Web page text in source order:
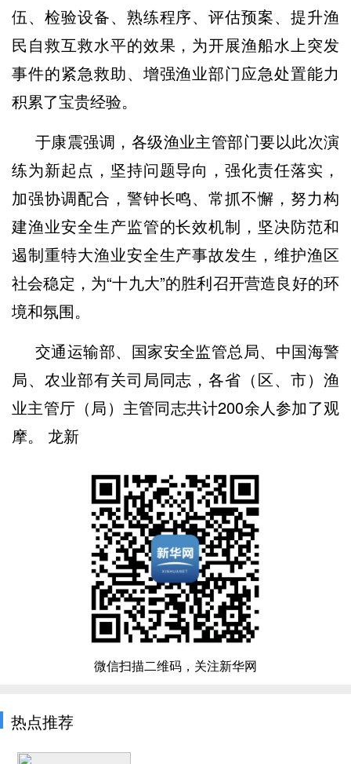
伍、检验设备、熟练程序、评估预案、提升渔
民自救互救水平的效果，为开展渔船水上突发
事件的紧急救助、增强渔业部门应急处置能力
积累了宝贵经验。
于康震强调，各级渔业主管部门要以此次演
练为新起点，坚持问题导向，强化责任落实，
加强协调配合，警钟长鸣、常抓不懈，努力构
建渔业安全生产监管的长效机制，坚决防范和
遏制重特大渔业安全生产事故发生，维护渔区
社会稳定，为“十九大”的胜利召开营造良好的环
境和氛围。
交通运输部、国家安全监管总局、中国海警
局、农业部有关司局同志，各省（区、市）渔
业主管厅（局）主管同志共计200余人参加了观
摩。 龙新
微信扫描二维码，关注新华网
热点推荐